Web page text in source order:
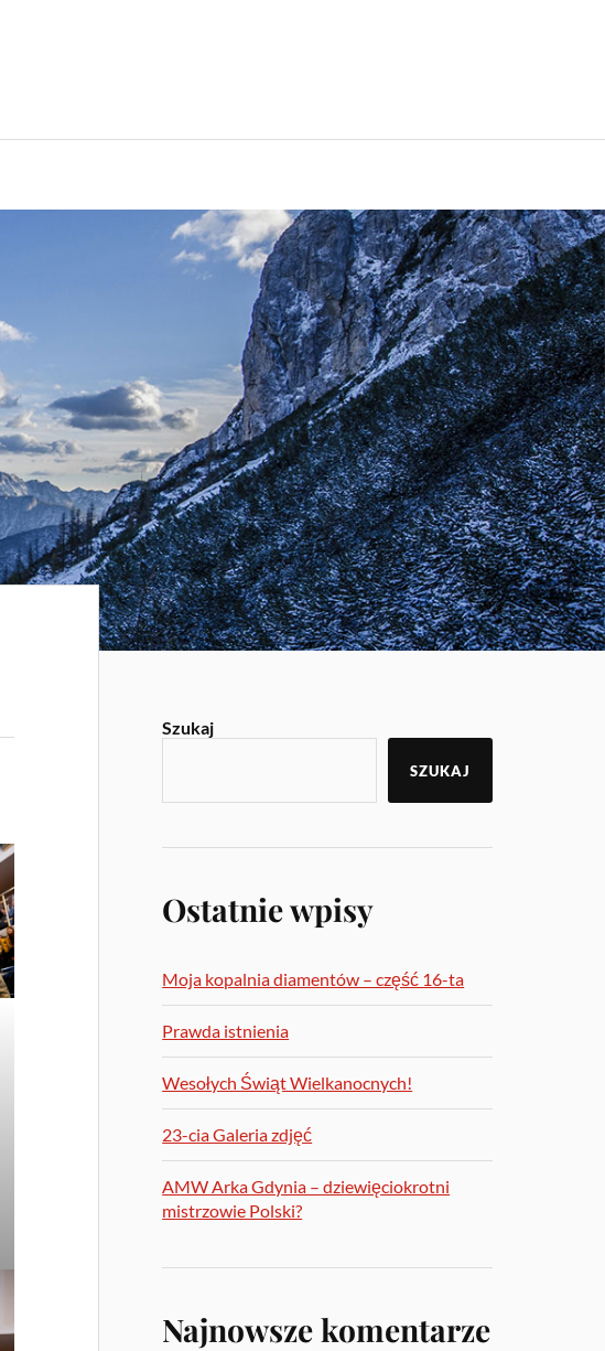
Szukaj
SZUKAJ
Ostatnie wpisy
Moja kopalnia diamentów – część 16-ta
Prawda istnienia
Wesołych Świąt Wielkanocnych!
23-cia Galeria zdjęć
AMW Arka Gdynia – dziewięciokrotni
mistrzowie Polski?
Najnowsze komentarze